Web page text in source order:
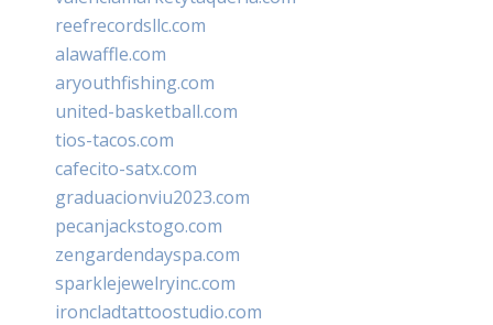
reefrecordsllc.com
alawaffle.com
aryouthfishing.com
united-basketball.com
tios-tacos.com
cafecito-satx.com
graduacionviu2023.com
pecanjackstogo.com
zengardendayspa.com
sparklejewelryinc.com
ironcladtattoostudio.com